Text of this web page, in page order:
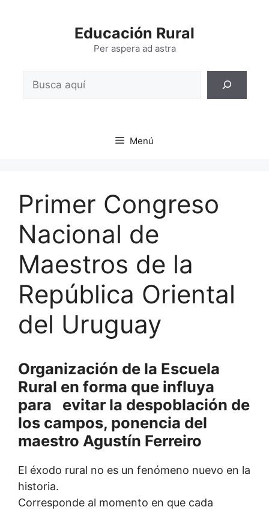
Educación Rural
Per aspera ad astra
Menú
Primer Congreso
Nacional de
Maestros de la
República Oriental
del Uruguay
Organización de la Escuela
Rural en forma que influya
para evitar la despoblación de
los campos, ponencia del
maestro Agustín Ferreiro
El éxodo rural no es un fenómeno nuevo en la
historia.
Corresponde al momento en que cada